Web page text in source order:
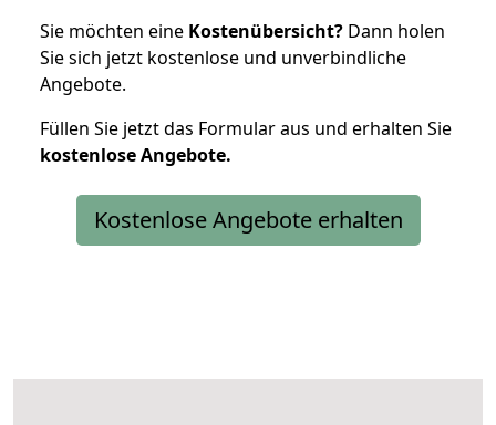
Sie möchten eine Kostenübersicht? Dann holen
Sie sich jetzt kostenlose und unverbindliche
Angebote.
Füllen Sie jetzt das Formular aus und erhalten Sie
kostenloseAngebote.
Kostenlose Angebote erhalten